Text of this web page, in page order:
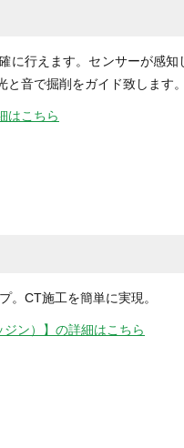
に行えます。センサーが感知
音で掘削をガイド致します。
はこちら
。CT施工を簡単に実現。
ン）】の詳細はこちら